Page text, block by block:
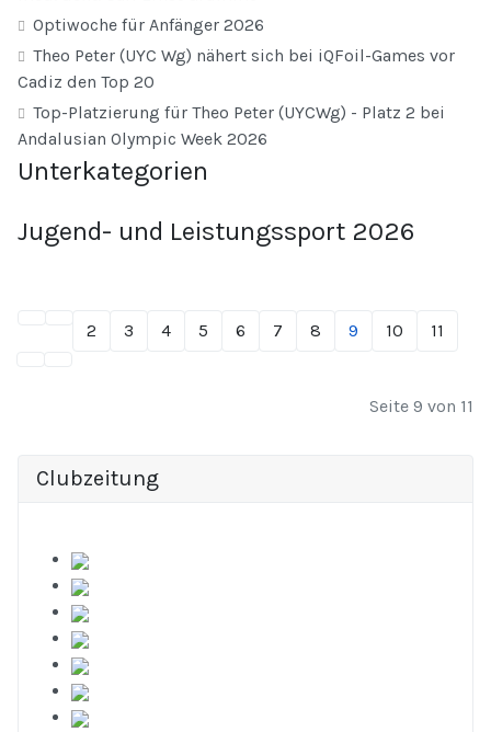
Optiwoche für Anfänger 2026
Theo Peter (UYC Wg) nähert sich bei iQFoil-Games vor
Cadiz den Top 20
Top-Platzierung für Theo Peter (UYCWg) - Platz 2 bei
Andalusian Olympic Week 2026
Unterkategorien
Jugend- und Leistungssport 2026
2 3 4 5 6 7 8 9 10 11
Seite 9 von 11
Clubzeitung